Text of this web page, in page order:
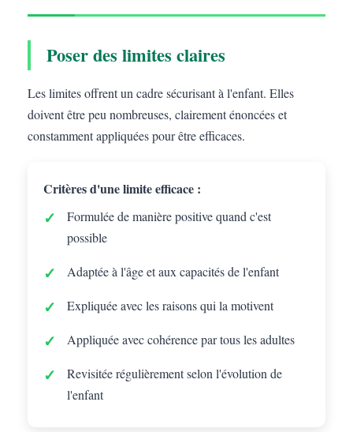
Poser des limites claires
Les limites offrent un cadre sécurisant à l'enfant. Elles
doivent être peu nombreuses, clairement énoncées et
constamment appliquées pour être efficaces.
Critères d'une limite efficace :
Formulée de manière positive quand c'est
possible
Adaptée à l'âge et aux capacités de l'enfant
Expliquée avec les raisons qui la motivent
Appliquée avec cohérence par tous les adultes
Revisitée régulièrement selon l'évolution de
l'enfant